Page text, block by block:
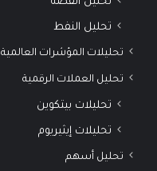
تحليل النفط
تحليلات المؤشرات العالمية
تحليل العملات الرقمية
تحليلات بيتكوين
تحليلات إيثيريوم
تحليل أسهم